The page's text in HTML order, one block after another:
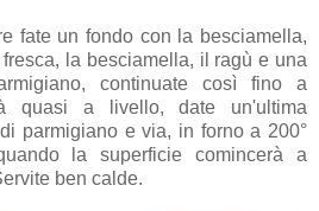
fate un fondo con la besciamella,
la besciamella, il ragù e una
continuate così fino a
quasi a livello, date un'ultima
parmigiano e via, in forno a 200°
la superficie comincerà a
ben calde.